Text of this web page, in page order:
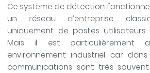
Ce système de détection
un réseau d’entreprise
uniquement de postes utilisateurs
Mais il est particulièrement
environnement industriel car
communications sont très souvent